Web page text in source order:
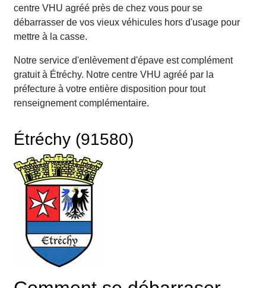
centre VHU agréé près de chez vous pour se
débarrasser de vos vieux véhicules hors d'usage pour
mettre à la casse.
Notre service d'enlèvement d'épave est complément
gratuit à Étréchy. Notre centre VHU agréé par la
préfecture à votre entière disposition pour tout
renseignement complémentaire.
Étréchy (91580)